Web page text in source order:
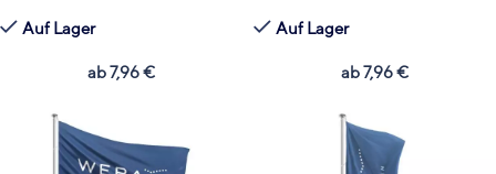
Auf Lager
ab7,96€
Auf Lager
ab7,96€